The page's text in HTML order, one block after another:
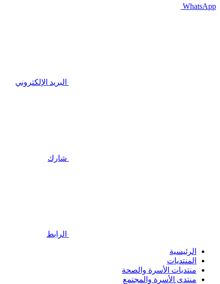
WhatsApp
البريد الإلكتروني
شارك
الرابط
الرئيسية
المنتديات
منتديات الأسرة والصحة
منتدى الأسرة والمجتمع